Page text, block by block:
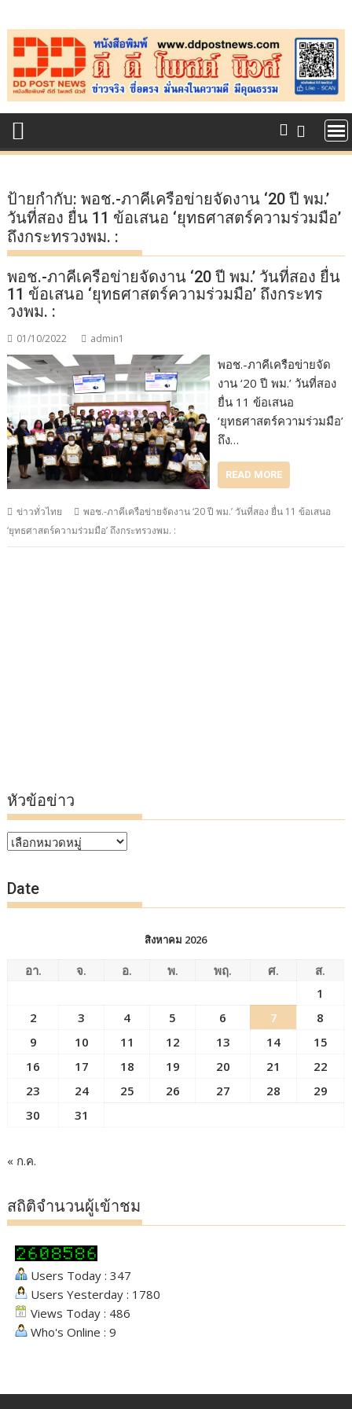
to
content
ป้ายกำกับ:พอช.-ภาคีเครือข่ายจัดงาน ‘20 ปี พม.’
วันที่สอง ยื่น 11 ข้อเสนอ ‘ยุทธศาสตร์ความร่วมมือ’
ถึงกระทรวงพม. :
พอช.-ภาคีเครือข่ายจัดงาน ‘20 ปี พม.’ วันที่สอง ยื่น
11 ข้อเสนอ ‘ยุทธศาสตร์ความร่วมมือ’ ถึงกระทร
วงพม. :
01/10/2022 admin1
พอช.-ภาคีเครือข่ายจัด
งาน ‘20 ปี พม.’ วันที่สอง
ยื่น 11 ข้อเสนอ
‘ยุทธศาสตร์ความร่วมมือ’
ถึง…
READ MORE
ข่าวทั่วไทย
พอช.-ภาคีเครือข่ายจัดงาน ‘20 ปี พม.’ วันที่สอง ยื่น 11 ข้อเสนอ
‘ยุทธศาสตร์ความร่วมมือ’ ถึงกระทรวงพม. :
หัวข้อข่าว
หัวข้อ
Date
สิงหาคม 2026
อา. จ. อ. พ. พฤ. ศ.
ส.
1
2
3 4 5 6 7
8
9
10 11 12 13 14
15
16
17 18 19 20 21
22
23
24 25 26 27 28
29
30
31
« ก.ค.
สถิติจำนวนผู้เข้าชม
Users Today : 347
Users Yesterday : 1780
Views Today : 486
Who's Online : 9